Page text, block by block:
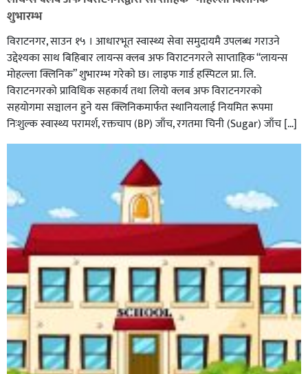
शुभारम्भ
विराटनगर, साउन १५ । आधारभूत स्वास्थ्य सेवा समुदायमै उपलब्ध गराउने
उद्देश्यका साथ बिहिबार लायन्स क्लब अफ विराटनगरले साप्ताहिक “लायन्स
मोहल्ला क्लिनिक” शुभारम्भ गरेकाे छ। लाइफ गार्ड हस्पिटल प्रा. लि.
विराटनगरको प्राविधिक सहकार्य तथा लियो क्लब अफ विराटनगरको
सहयोगमा सञ्चालन हुने यस क्लिनिकमार्फत स्थानियलाई नियमित रूपमा
निःशुल्क स्वास्थ्य परामर्श, रक्तचाप (BP) जाँच, रगतमा चिनी (Sugar) जाँच […]